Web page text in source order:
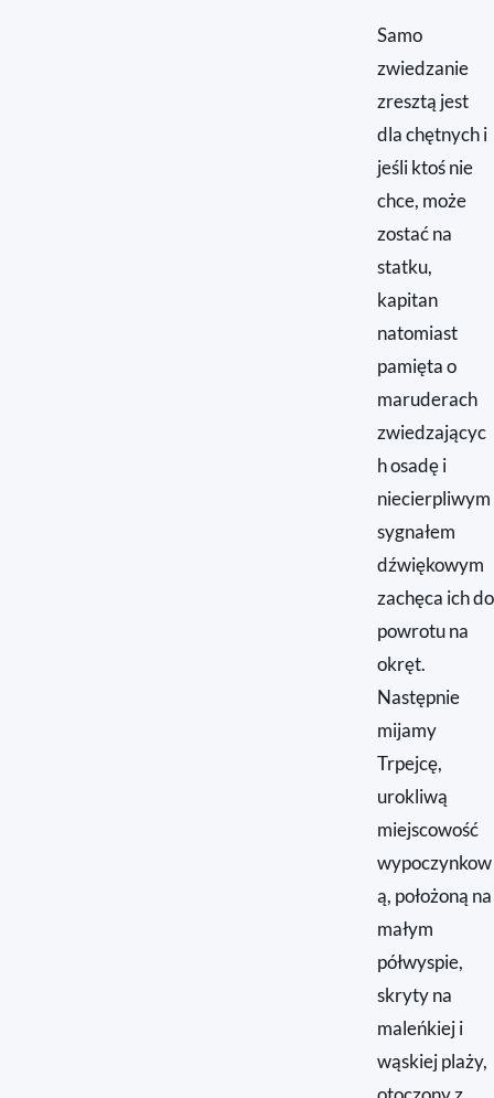
Samo
zwiedzanie
zresztą jest
dla chętnych i
jeśli ktoś nie
chce, może
zostać na
statku,
kapitan
natomiast
pamięta o
maruderach
zwiedzającyc
h osadę i
niecierpliwym
sygnałem
dźwiękowym
zachęca ich do
powrotu na
okręt.
Następnie
mijamy
Trpejcę,
urokliwą
miejscowość
wypoczynkow
ą, położoną na
małym
półwyspie,
skryty na
maleńkiej i
wąskiej plaży,